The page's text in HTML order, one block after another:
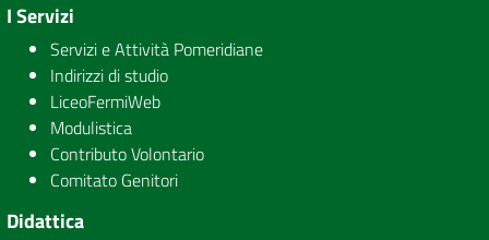
I Servizi
Servizi e Attività Pomeridiane
Indirizzi di studio
LiceoFermiWeb
Modulistica
Contributo Volontario
Comitato Genitori
Didattica